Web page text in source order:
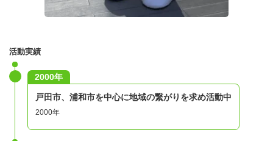
活動実績
2000年
戸田市、浦和市を中心に地域の繋がりを求め活動中
2000年